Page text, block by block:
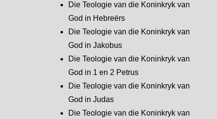
Die Teologie van die Koninkryk van
God in Hebreërs
Die Teologie van die Koninkryk van
God in Jakobus
Die Teologie van die Koninkryk van
God in 1 en 2 Petrus
Die Teologie van die Koninkryk van
God in Judas
Die Teologie van die Koninkryk van